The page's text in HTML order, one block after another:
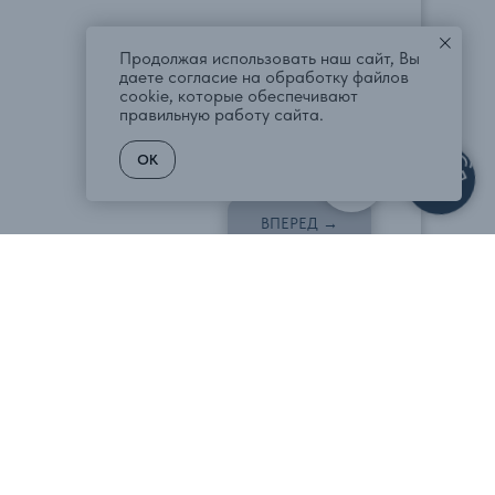
Продолжая использовать наш сайт, Вы
даете согласие на обработку файлов
cookie, которые обеспечивают
правильную работу сайта.
OK
ВПЕРЕД →